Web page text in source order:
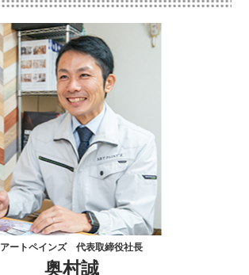
アートペインズ 代表取締役社長
奥村誠